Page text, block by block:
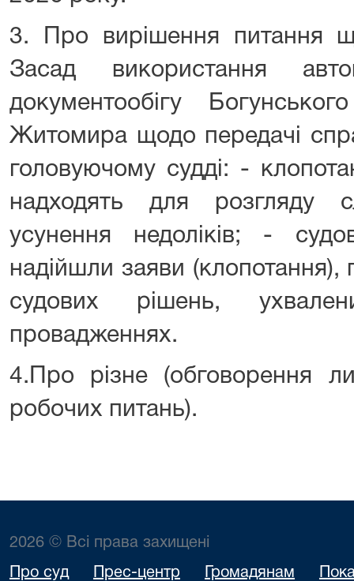
3. Про вирішення питання
Засад використання
документообігу
Житомира щодо передачі
головуючому судді: -
надходять для розгляду
усунення недоліків; -
надійшли заяви (клопотання),
судових рішень,
провадженнях.
4.Про різне (обговорення
робочих питань).
2026 © Всі права захищені
Про суд Прес-центр Громадянам